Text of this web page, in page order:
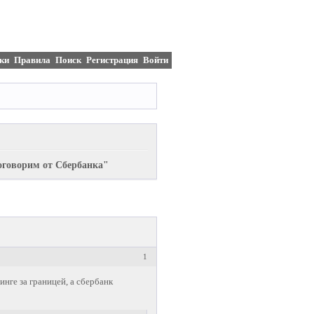
Правила Поиск Регистрация Войти
от Сбербанка"
1
за границей, а сбербанк